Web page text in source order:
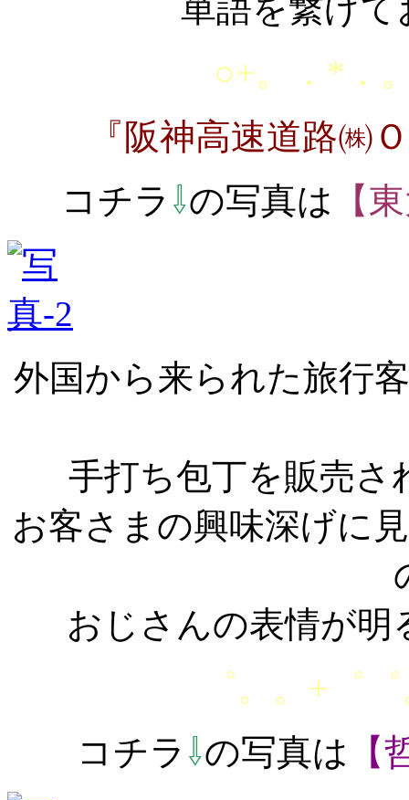
単語を繋げ
○+。．*．
『阪神高速道路㈱
コチラ ⇩の写真は 【
外国から来られた旅行
手打ち包丁を販売さ
お客さまの興味深げに
おじさんの表情が
゜。。+゜
コチラ ⇩の写真は 【